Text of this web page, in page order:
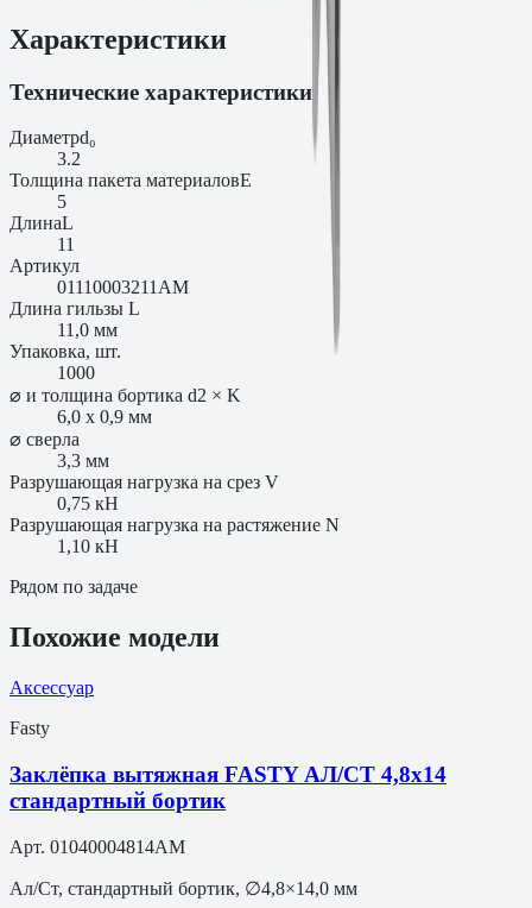
Характеристики
Технические характеристики
Диаметрd₀
3.2
Толщина пакета материаловE
5
ДлинаL
11
Артикул
01110003211AM
Длина гильзы L
11,0 мм
Упаковка, шт.
1000
⌀ и толщина бортика d2 × K
6,0 x 0,9 мм
⌀ сверла
3,3 мм
Разрушающая нагрузка на срез V
0,75 кН
Разрушающая нагрузка на растяжение N
1,10 кН
Рядом по задаче
Похожие модели
Аксессуар
Fasty
Заклёпка вытяжная FASTY АЛ/СТ 4,8х14
стандартный бортик
Арт. 01040004814AM
Ал/Ст, стандартный бортик, ∅4,8×14,0 мм